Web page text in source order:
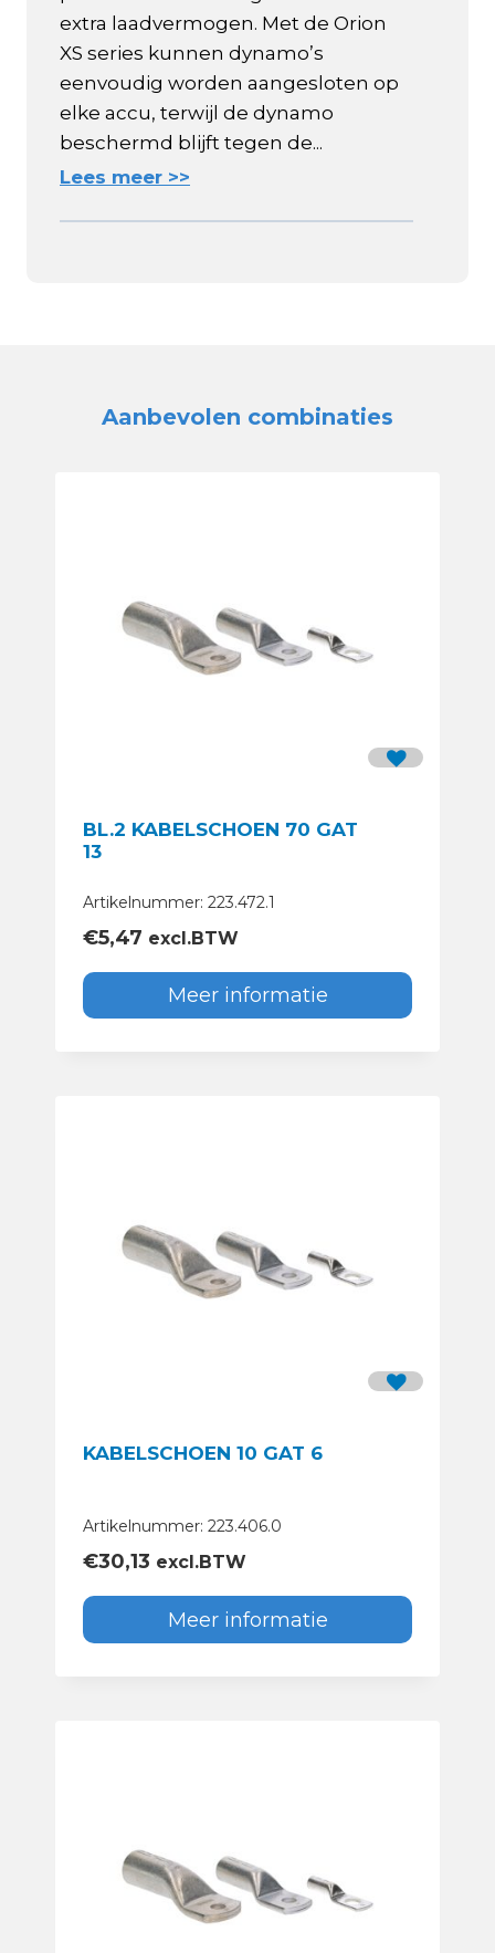
extra laadvermogen. Met de Orion
XS series kunnen dynamo’s
eenvoudig worden aangesloten op
elke accu, terwijl de dynamo
beschermd blijft tegen de...
Lees meer >>
Aanbevolen combinaties
BL.2 KABELSCHOEN 70 GAT
13
Artikelnummer: 223.472.1
€5,47 excl.BTW
Meer informatie
KABELSCHOEN 10 GAT 6
Artikelnummer: 223.406.0
€30,13 excl.BTW
Meer informatie